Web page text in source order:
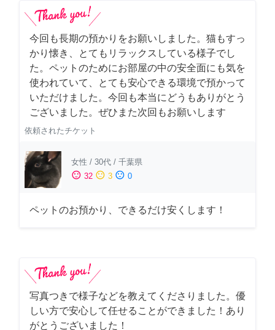
今回も長期の預かりをお願いしました。猫もすっ
かり懐き、とてもリラックスしている様子でし
た。ペットのためにお部屋の中の安全面にも気を
使われていて、とても安心できる環境で預かって
いただけました。今回も本当にどうもありがとう
ございました。ぜひまた次回もお願いします
依頼されたチケット
女性 / 30代 / 千葉県
sentiment_satisfied 32 sentiment_neutral 3 sentiment_dissatisfied 0
ペットのお預かり、できるだけ安くします！
写真つきで様子などを教えてくださりました。優
しい方で安心して任せることができました！あり
がとうございました！